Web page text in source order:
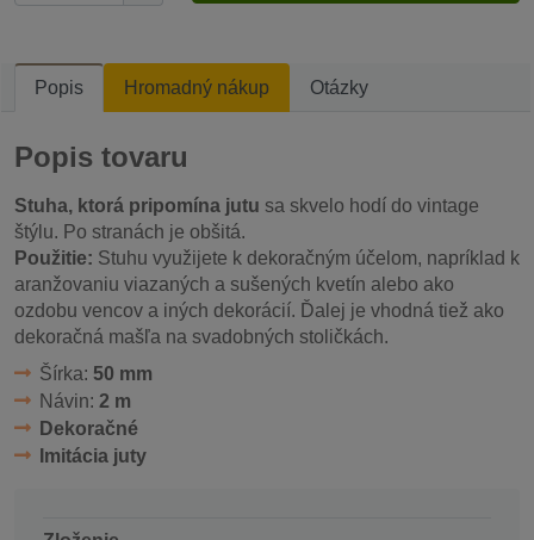
Popis Hromadný nákup Otázky
Popis tovaru
Stuha, ktorá pripomína jutu sa skvelo hodí do vintage
štýlu. Po stranách je obšitá.
Použitie: Stuhu využijete k dekoračným účelom, napríklad k
aranžovaniu viazaných a sušených kvetín alebo ako
ozdobu vencov a iných dekorácií. Ďalej je vhodná tiež ako
dekoračná mašľa na svadobných stoličkách.
Šírka: 50 mm
Návin: 2 m
Dekoračné
Imitácia juty